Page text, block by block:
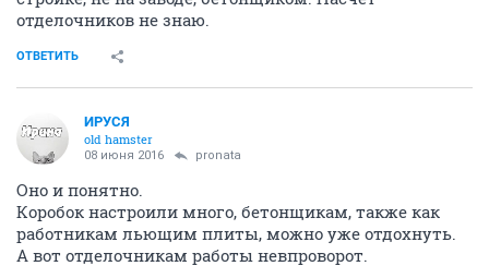
отделочников не знаю.
ОТВЕТИТЬ
ИРУСЯ
old hamster
08 июня 2016 pronata
Оно и понятно.
Коробок настроили много, бетонщикам, также как
работникам льющим плиты, можно уже отдохнуть.
А вот отделочникам работы невпроворот.